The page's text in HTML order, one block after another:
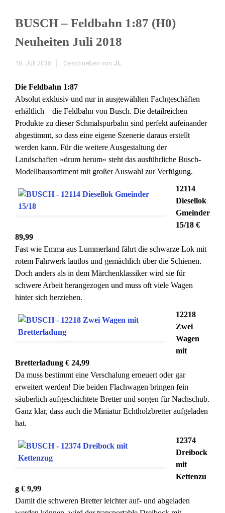
BUSCH – Feldbahn 1:87 (H0)
Neuheiten Juli 2018
18. Juli 2018 Geschrieben von JL
Die Feldbahn 1:87
Absolut exklusiv und nur in ausgewählten Fachgeschäften
erhältlich – die Feldbahn von Busch. Die detailreichen
Produkte zu dieser Schmalspurbahn sind perfekt aufeinander
abgestimmt, so dass eine eigene Szenerie daraus erstellt
werden kann. Für die weitere Ausgestaltung der
Landschaften »drum herum« steht das ausführliche Busch-
Modellbausortiment mit großer Auswahl zur Verfügung.
12114
Diesellok
Gmeinder
15/18 €
89,99
Fast wie Emma aus Lummerland fährt die schwarze Lok mit
rotem Fahrwerk lautlos und gemächlich über die Schienen.
Doch anders als in dem Märchenklassiker wird sie für
schwere Arbeit herangezogen und muss oft viele Wagen
hinter sich herziehen.
12218
Zwei
Wagen
mit
Bretterladung € 24,99
Da muss bestimmt eine Verschalung erneuert oder gar
erweitert werden! Die beiden Flachwagen bringen fein
säuberlich aufgeschichtete Bretter und sorgen für Nachschub.
Ganz klar, dass auch die Miniatur Echtholzbretter aufgeladen
hat.
12374
Dreibock
mit
Kettenzu
g € 9,99
Damit die schweren Bretter leichter auf- und abgeladen